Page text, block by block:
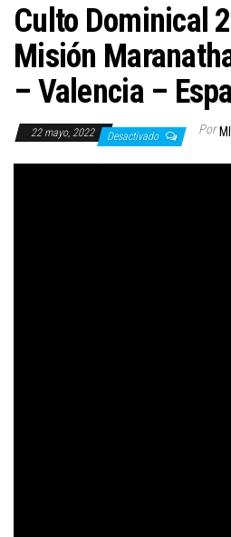
Culto Dominical
Misión
– Valencia –
22 mayo, 2022 Desactivado Por